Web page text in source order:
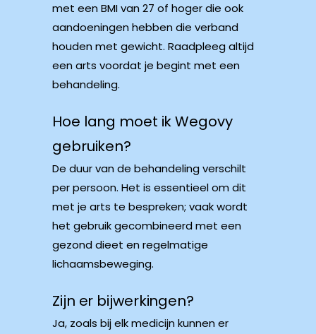
met een BMI van 27 of hoger die ook
aandoeningen hebben die verband
houden met gewicht. Raadpleeg altijd
een arts voordat je begint met een
behandeling.
Hoe lang moet ik Wegovy
gebruiken?
De duur van de behandeling verschilt
per persoon. Het is essentieel om dit
met je arts te bespreken; vaak wordt
het gebruik gecombineerd met een
gezond dieet en regelmatige
lichaamsbeweging.
Zijn er bijwerkingen?
Ja, zoals bij elk medicijn kunnen er